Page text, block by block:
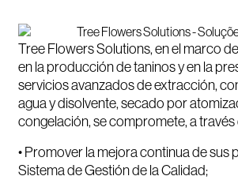
Tree Flowers Solutions, en el marco
en la producción de taninos y en la
servicios avanzados de extracción,
agua y disolvente, secado por
congelación, se compromete, a través
• Promover la mejora continua de sus
Sistema de Gestión de la Calidad;